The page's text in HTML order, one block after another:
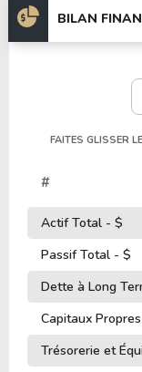
BILAN
FAITES GLISSER
#
Actif Total - $
Passif Total - $
Dette à Long
Capitaux
Trésorerie et